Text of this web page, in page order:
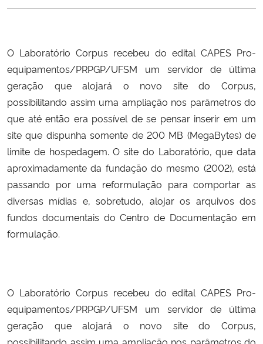
Ministério da Cidadania
Ministério de Minas e Energia
Ministério da Ciência, Tecnologia, Inovações e Comunicações
Ministério do Meio Ambiente
Ministério do Turismo
Ministério do Desenvolvimento Regional
Secretaria-Geral
Secretaria de Governo
O Laboratório Corpus recebeu do edital CAPES Pro-
equipamentos/PRPGP/UFSM um servidor de última
geração que alojará o novo site do Corpus,
possibilitando assim uma ampliação nos parâmetros do
que até então era possível de se pensar inserir em um
site que dispunha somente de 200 MB (MegaBytes) de
limite de hospedagem. O site do Laboratório, que data
aproximadamente da fundação do mesmo (2002), está
passando por uma reformulação para comportar as
diversas mídias e, sobretudo, alojar os arquivos dos
fundos documentais do Centro de Documentação em
formulação.
O Laboratório Corpus recebeu do edital CAPES Pro-
equipamentos/PRPGP/UFSM um servidor de última
geração que alojará o novo site do Corpus,
possibilitando assim uma ampliação nos parâmetros do